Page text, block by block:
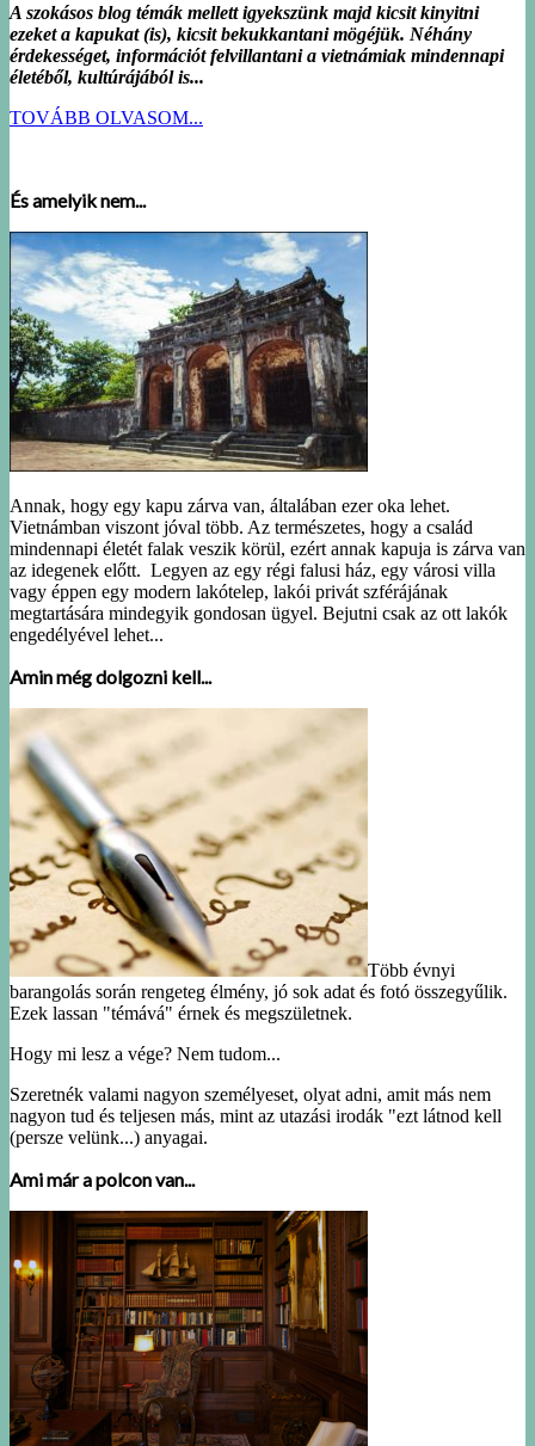
A szokásos blog témák mellett igyekszünk majd kicsit kinyitni
ezeket a kapukat (is), kicsit bekukkantani mögéjük. Néhány
érdekességet, információt felvillantani a vietnámiak mindennapi
életéből, kultúrájából is...
TOVÁBB OLVASOM...
És amelyik nem...
Annak, hogy egy kapu zárva van, általában ezer oka lehet.
Vietnámban viszont jóval több. Az természetes, hogy a család
mindennapi életét falak veszik körül, ezért annak kapuja is zárva van
az idegenek előtt. Legyen az egy régi falusi ház, egy városi villa
vagy éppen egy modern lakótelep, lakói privát szférájának
megtartására mindegyik gondosan ügyel. Bejutni csak az ott lakók
engedélyével lehet...
Amin még dolgozni kell...
Több évnyi
barangolás során rengeteg élmény, jó sok adat és fotó összegyűlik.
Ezek lassan "témává" érnek és megszületnek.
Hogy mi lesz a vége? Nem tudom...
Szeretnék valami nagyon személyeset, olyat adni, amit más nem
nagyon tud és teljesen más, mint az utazási irodák "ezt látnod kell
(persze velünk...) anyagai.
Ami már a polcon van...